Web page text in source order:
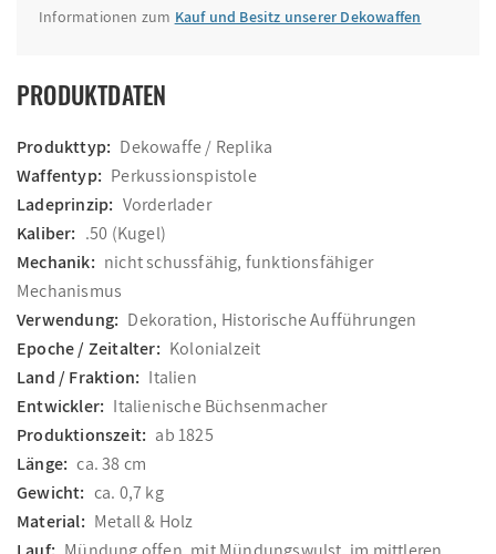
Informationen zum Kauf und Besitz unserer Dekowaffen
PRODUKTDATEN
Produkttyp: Dekowaffe / Replika
Waffentyp: Perkussionspistole
Ladeprinzip: Vorderlader
Kaliber: .50 (Kugel)
Mechanik: nicht schussfähig, funktionsfähiger
Mechanismus
Verwendung: Dekoration, Historische Aufführungen
Epoche / Zeitalter: Kolonialzeit
Land / Fraktion: Italien
Entwickler: Italienische Büchsenmacher
Produktionszeit: ab 1825
Länge: ca. 38 cm
Gewicht: ca. 0,7 kg
Material: Metall & Holz